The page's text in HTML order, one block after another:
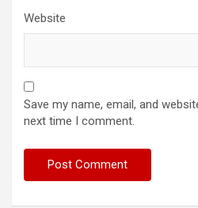
Website
Save my name, email, and
next time I comment.